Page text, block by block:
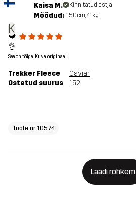
K
Kaisa M. Kinnitatud ostja
Mõõdud: 150cm, 41kg
🍁
👌
See on tõlge. Kuva originaal
Trekker Fleece
Caviar
Ostetud suurus
152
Toote nr 10574
Laadi rohkem